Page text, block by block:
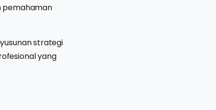
pemahaman
strategi
yang